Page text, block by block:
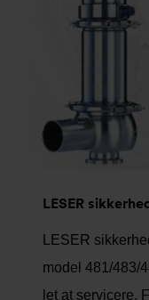
LESER
LESER
model 481/483/
let at servicere.